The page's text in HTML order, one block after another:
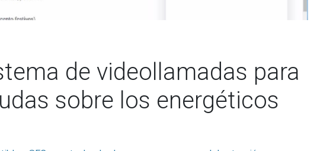
de videollamadas para
sobre los energéticos